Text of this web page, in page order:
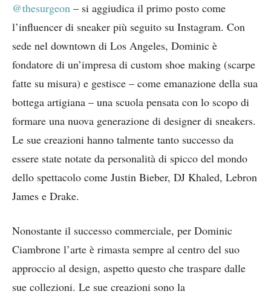
@thesurgeon – si aggiudica il primo posto come
l’influencer di sneaker più seguito su Instagram. Con
sede nel downtown di Los Angeles, Dominic è
fondatore di un’impresa di custom shoe making (scarpe
fatte su misura) e gestisce – come emanazione della sua
bottega artigiana – una scuola pensata con lo scopo di
formare una nuova generazione di designer di sneakers.
Le sue creazioni hanno talmente tanto successo da
essere state notate da personalità di spicco del mondo
dello spettacolo come Justin Bieber, DJ Khaled, Lebron
James e Drake.
Nonostante il successo commerciale, per Dominic
Ciambrone l’arte è rimasta sempre al centro del suo
approccio al design, aspetto questo che traspare dalle
sue collezioni. Le sue creazioni sono la